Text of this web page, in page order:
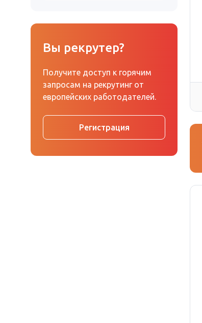
Вы рекрутер?
Получите доступ к горячим
запросам на рекрутинг от
европейских работодателей.
Регистрация